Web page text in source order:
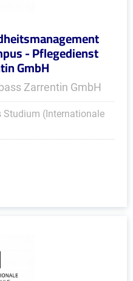
- Pflegedienst
GmbH
Zarrentin GmbH
Studium (Internationale